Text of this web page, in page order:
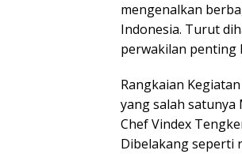
mengenalkan
Indonesia. Turut
perwakilan penting
Rangkaian
yang salah
Chef Vindex
Dibelakang seperti